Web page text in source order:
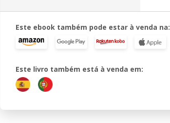
Este ebook também pode estar à venda na:
Este livro também está à venda em: